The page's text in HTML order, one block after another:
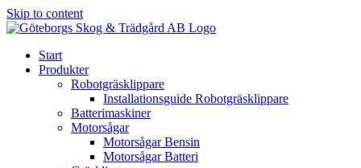
Skip to content
Start
Produkter
Robotgräsklippare
Installationsguide Robotgräsklippare
Batterimaskiner
Motorsågar
Motorsågar Bensin
Motorsågar Batteri